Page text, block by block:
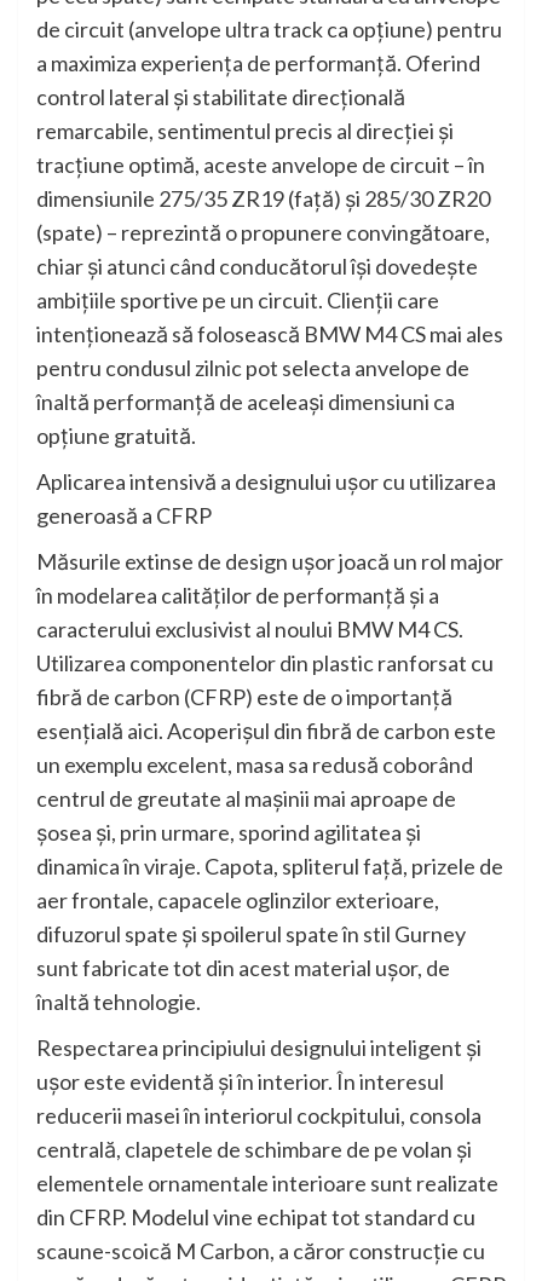
de circuit (anvelope ultra track ca opţiune) pentru
a maximiza experienţa de performanţă. Oferind
control lateral şi stabilitate direcţională
remarcabile, sentimentul precis al direcţiei şi
tracţiune optimă, aceste anvelope de circuit – în
dimensiunile 275/35 ZR19 (faţă) şi 285/30 ZR20
(spate) – reprezintă o propunere convingătoare,
chiar şi atunci când conducătorul îşi dovedeşte
ambiţiile sportive pe un circuit. Clienţii care
intenţionează să folosească BMW M4 CS mai ales
pentru condusul zilnic pot selecta anvelope de
înaltă performanţă de aceleaşi dimensiuni ca
opţiune gratuită.
Aplicarea intensivă a designului uşor cu utilizarea
generoasă a CFRP
Măsurile extinse de design uşor joacă un rol major
în modelarea calităţilor de performanţă şi a
caracterului exclusivist al noului BMW M4 CS.
Utilizarea componentelor din plastic ranforsat cu
fibră de carbon (CFRP) este de o importanţă
esenţială aici. Acoperişul din fibră de carbon este
un exemplu excelent, masa sa redusă coborând
centrul de greutate al maşinii mai aproape de
şosea şi, prin urmare, sporind agilitatea şi
dinamica în viraje. Capota, spliterul faţă, prizele de
aer frontale, capacele oglinzilor exterioare,
difuzorul spate şi spoilerul spate în stil Gurney
sunt fabricate tot din acest material uşor, de
înaltă tehnologie.
Respectarea principiului designului inteligent şi
uşor este evidentă şi în interior. În interesul
reducerii masei în interiorul cockpitului, consola
centrală, clapetele de schimbare de pe volan şi
elementele ornamentale interioare sunt realizate
din CFRP. Modelul vine echipat tot standard cu
scaune-scoică M Carbon, a căror construcţie cu